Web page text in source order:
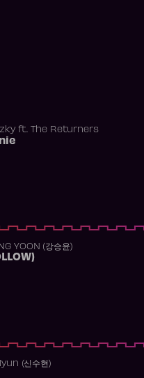
ft. The Returners
YOON (강승윤)
(신수현)